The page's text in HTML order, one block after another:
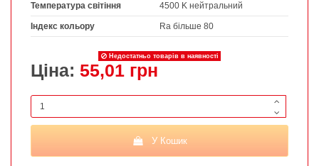
Температура світіння 4500 K нейтральний
Індекс кольору Ra більше 80
Недостатньо товарів в наявності
Ціна: 55,01 грн
У Кошик